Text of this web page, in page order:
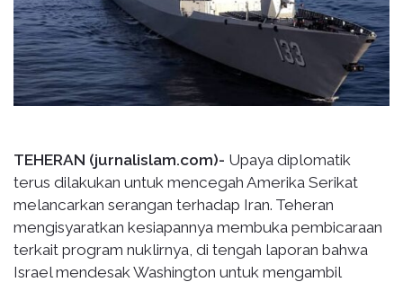
TEHERAN (jurnalislam.com)- Upaya diplomatik
terus dilakukan untuk mencegah Amerika Serikat
melancarkan serangan terhadap Iran. Teheran
mengisyaratkan kesiapannya membuka pembicaraan
terkait program nuklirnya, di tengah laporan bahwa
Israel mendesak Washington untuk mengambil